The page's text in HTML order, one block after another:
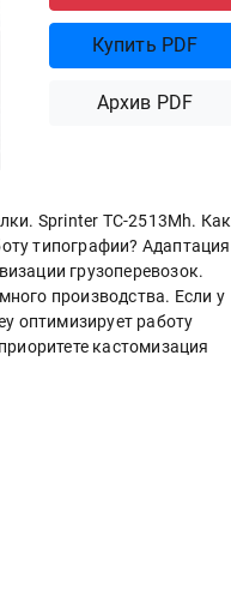
Купить PDF
Архив PDF
Sprinter ТС-2513Mh. Как
типографии? Адаптация
грузоперевозок.
производства. Если у
оптимизирует работу
кастомизация